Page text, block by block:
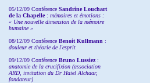
05/12/09 Conférence SandrineLouchart
de la Chapelle: mémoires et émotions :
« Une nouvelle dimension de la mémoire
humaine »
08/12/09 Conférence Benoit Kullmann :
douleur et théorie de l'esprit
09/12/09 Conférence Bruno Lussiez :
anatomie de la crucifixion (association
ARD, invitation du Dr Haiel Alchaar,
fondateur)